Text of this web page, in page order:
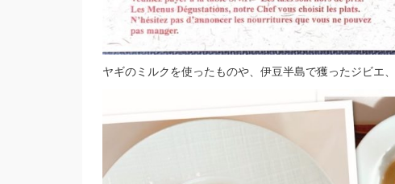
ヤギのミルクを使ったものや、伊豆半島で獲ったジビエ